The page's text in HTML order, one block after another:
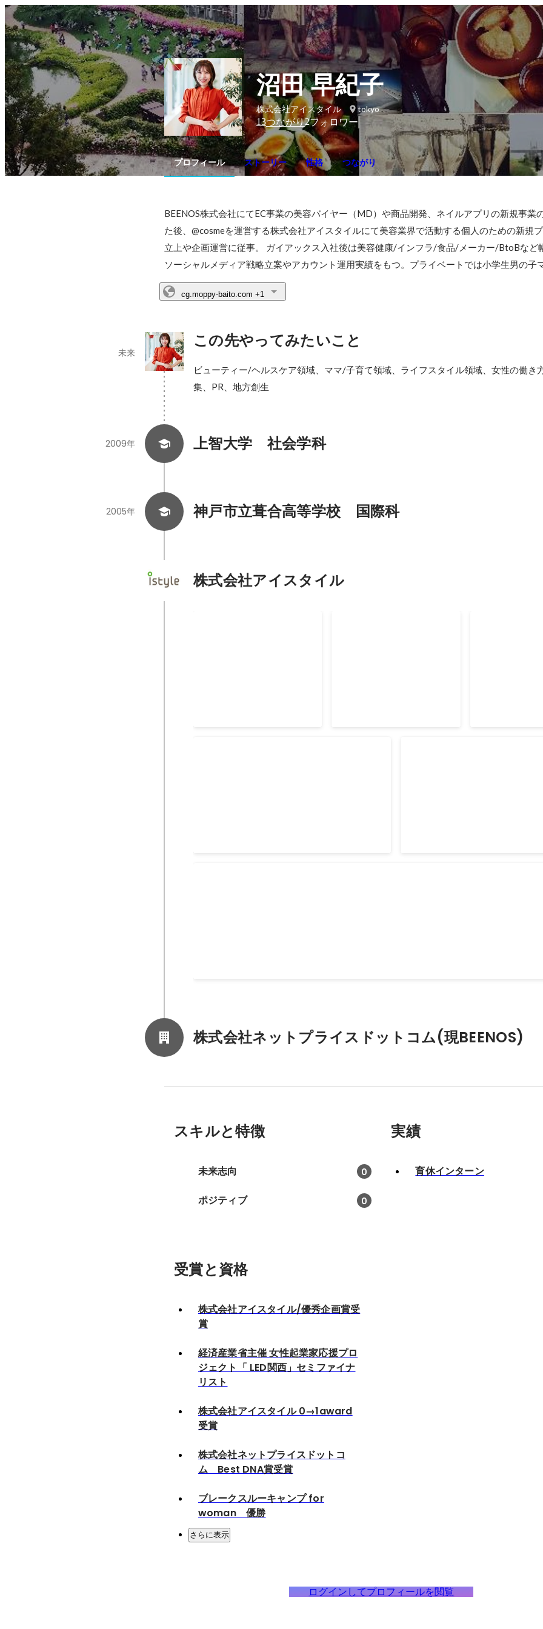
沼田 早紀子
株式会社アイスタイル
tokyo
13つながり2フォロワー
プロフィール ストーリー 性格 つながり
BEENOS株式会社にてEC事業の美容バイヤー（MD）や商品開発、ネイルアプリの新規事業
た後、@cosmeを運営する株式会社アイスタイルにて美容業界で活動する個人のための新規
立上や企画運営に従事。 ガイアックス入社後は美容健康/インフラ/食品/メーカー/BtoBなど
ソーシャルメディア戦略立案やアカウント運用実績をもつ。プライベートでは小学生男の子マ
cg.moppy-baito.com +1
この先やってみたいこと
未来
ビューティー/ヘルスケア領域、ママ/子育て領域、ライフスタイル領域、女性の働き
集、PR、地方創生
上智大学　社会学科
2009年
神戸市立葺合高等学校　国際科
2005年
株式会社アイスタイル
株式会社ネットプライスドットコム(現BEENOS)
スキルと特徴
未来志向 0
ポジティブ 0
実績
育休インターン
受賞と資格
株式会社アイスタイル/優秀企画賞受
賞
経済産業省主催 女性起業家応援プロ
ジェクト「 LED関西」セミファイナ
リスト
株式会社アイスタイル 0→1award
受賞
株式会社ネットプライスドットコ
ム Best DNA賞受賞
ブレークスルーキャンプ for
woman 優勝
さらに表示
ログインしてプロフィールを閲覧